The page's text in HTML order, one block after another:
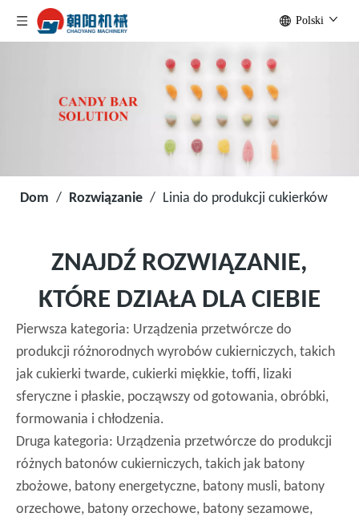
Polski
Dom / Rozwiązanie / Linia do produkcji cukierków
ZNAJDŹ ROZWIĄZANIE,
KTÓRE DZIAŁA DLA CIEBIE
Pierwsza kategoria: Urządzenia przetwórcze do
produkcji różnorodnych wyrobów cukierniczych, takich
jak cukierki twarde, cukierki miękkie, toffi, lizaki
sferyczne i płaskie, począwszy od gotowania, obróbki,
formowania i chłodzenia.
Druga kategoria: Urządzenia przetwórcze do produkcji
różnych batonów cukierniczych, takich jak batony
zbożowe, batony energetyczne, batony musli, batony
orzechowe, batony orzechowe, batony sezamowe,